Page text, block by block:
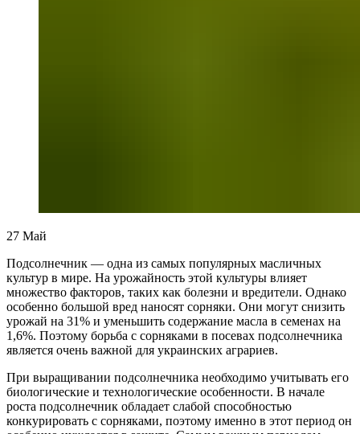
27 Май
Подсолнечник — одна из самых популярных масличных
культур в мире. На урожайность этой культуры влияет
множество факторов, таких как болезни и вредители. Однако
особенно большой вред наносят сорняки. Они могут снизить
урожай на 31% и уменьшить содержание масла в семенах на
1,6%. Поэтому борьба с сорняками в посевах подсолнечника
является очень важной для украинских аграриев.
При выращивании подсолнечника необходимо учитывать его
биологические и технологические особенности. В начале
роста подсолнечник обладает слабой способностью
конкурировать с сорняками, поэтому именно в этот период он